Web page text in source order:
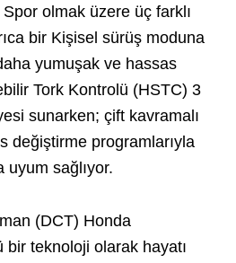
olmak üzere üç farklı
bir Kişisel sürüş moduna
yumuşak ve hassas
Tork Kontrolü (HSTC) 3
sunarken; çift kavramalı
değiştirme programlarıyla
uyum sağlıyor.
(DCT) Honda
teknoloji olarak hayatı